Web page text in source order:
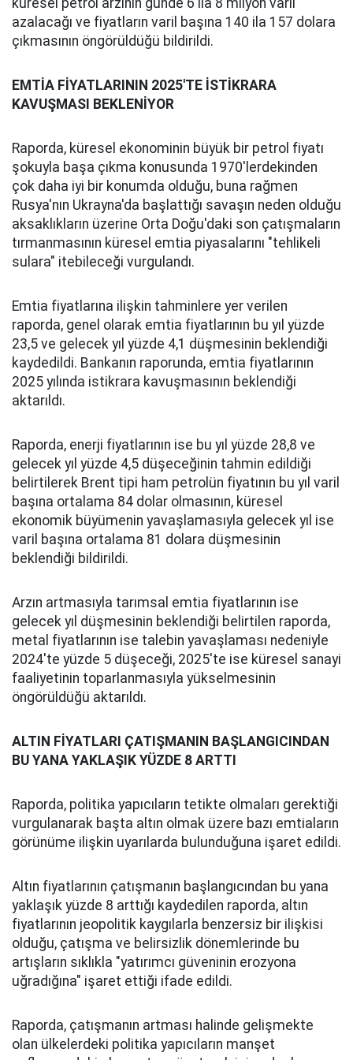
küresel petrol arzının günde 6 ila 8 milyon varil
azalacağı ve fiyatların varil başına 140 ila 157 dolara
çıkmasının öngörüldüğü bildirildi.
EMTİA FİYATLARININ 2025'TE İSTİKRARA
KAVUŞMASI BEKLENİYOR
Raporda, küresel ekonominin büyük bir petrol fiyatı
şokuyla başa çıkma konusunda 1970'lerdekinden
çok daha iyi bir konumda olduğu, buna rağmen
Rusya'nın Ukrayna'da başlattığı savaşın neden olduğu
aksaklıkların üzerine Orta Doğu'daki son çatışmaların
tırmanmasının küresel emtia piyasalarını "tehlikeli
sulara" itebileceği vurgulandı.
Emtia fiyatlarına ilişkin tahminlere yer verilen
raporda, genel olarak emtia fiyatlarının bu yıl yüzde
23,5 ve gelecek yıl yüzde 4,1 düşmesinin beklendiği
kaydedildi. Bankanın raporunda, emtia fiyatlarının
2025 yılında istikrara kavuşmasının beklendiği
aktarıldı.
Raporda, enerji fiyatlarının ise bu yıl yüzde 28,8 ve
gelecek yıl yüzde 4,5 düşeceğinin tahmin edildiği
belirtilerek Brent tipi ham petrolün fiyatının bu yıl varil
başına ortalama 84 dolar olmasının, küresel
ekonomik büyümenin yavaşlamasıyla gelecek yıl ise
varil başına ortalama 81 dolara düşmesinin
beklendiği bildirildi.
Arzın artmasıyla tarımsal emtia fiyatlarının ise
gelecek yıl düşmesinin beklendiği belirtilen raporda,
metal fiyatlarının ise talebin yavaşlaması nedeniyle
2024'te yüzde 5 düşeceği, 2025'te ise küresel sanayi
faaliyetinin toparlanmasıyla yükselmesinin
öngörüldüğü aktarıldı.
ALTIN FİYATLARI ÇATIŞMANIN BAŞLANGICINDAN
BU YANA YAKLAŞIK YÜZDE 8 ARTTI
Raporda, politika yapıcıların tetikte olmaları gerektiği
vurgulanarak başta altın olmak üzere bazı emtiaların
görünüme ilişkin uyarılarda bulunduğuna işaret edildi.
Altın fiyatlarının çatışmanın başlangıcından bu yana
yaklaşık yüzde 8 arttığı kaydedilen raporda, altın
fiyatlarının jeopolitik kaygılarla benzersiz bir ilişkisi
olduğu, çatışma ve belirsizlik dönemlerinde bu
artışların sıklıkla "yatırımcı güveninin erozyona
uğradığına" işaret ettiği ifade edildi.
Raporda, çatışmanın artması halinde gelişmekte
olan ülkelerdeki politika yapıcıların manşet